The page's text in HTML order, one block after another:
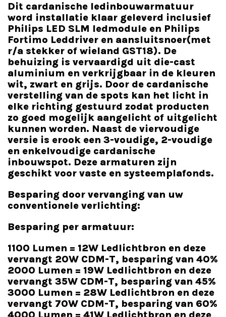
Dit cardanische ledinbouwarmatuur
word installatie klaar geleverd inclusief
Philips LED SLM ledmodule en Philips
Fortimo Leddriver en aansluitsnoer(met
r/a stekker of wieland GST18). De
behuizing is vervaardigd uit die-cast
aluminium en verkrijgbaar in de kleuren
wit, zwart en grijs. Door de cardanische
verstelling van de spots kan het licht in
elke richting gestuurd zodat producten
zo goed mogelijk aangelicht of uitgelicht
kunnen worden. Naast de viervoudige
versie is erook een 3-voudige, 2-voudige
en enkelvoudige cardanische
inbouwspot. Deze armaturen zijn
geschikt voor vaste en systeemplafonds.
Besparing door vervanging van uw
conventionele verlichting:
Besparing per armatuur:
1100 Lumen = 12W Ledlichtbron en deze
vervangt 20W CDM-T, besparing van 40%
2000 Lumen = 19W Ledlichtbron en deze
vervangt 35W CDM-T, besparing van 45%
3000 Lumen = 28W Ledlichtbron en deze
vervangt 70W CDM-T, besparing van 60%